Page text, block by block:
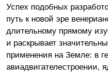
Успех подобных
путь к новой эре
длительному прямому
и раскрывает
применения на Земле: в
авиадвигателестроении,